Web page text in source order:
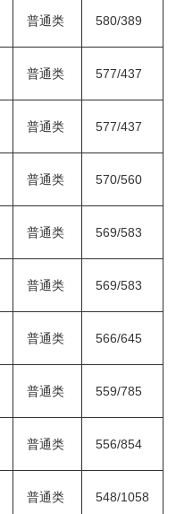
普通类 580/389
普通类 577/437
普通类 577/437
普通类 570/560
普通类 569/583
普通类 569/583
普通类 566/645
普通类 559/785
普通类 556/854
普通类 548/1058